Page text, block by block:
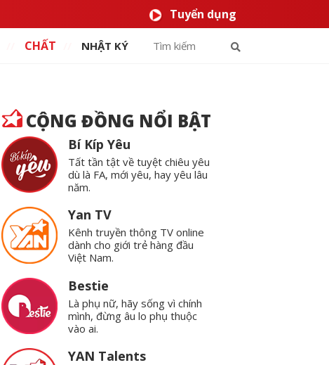
Tuyển dụng
CHẤT NHẬT KÝ
CỘNG ĐỒNG NỔI BẬT
Bí Kíp Yêu
Tất tần tật về tuyệt chiêu yêu
dù là FA, mới yêu, hay yêu lâu
năm.
Yan TV
Kênh truyền thông TV online
dành cho giới trẻ hàng đầu
Việt Nam.
Bestie
Là phụ nữ, hãy sống vì chính
mình, đừng âu lo phụ thuộc
vào ai.
YAN Talents